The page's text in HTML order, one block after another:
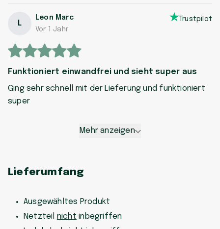
L
Leon Marc
Vor 1 Jahr
Trustpilot
Funktioniert einwandfrei und sieht super aus
Ging sehr schnell mit der Lieferung und funktioniert
super
Mehr anzeigen
Lieferumfang
Ausgewähltes Produkt
Netzteil nicht inbegriffen